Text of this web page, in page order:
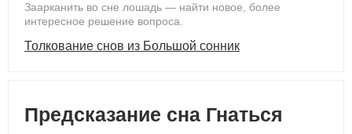
Заарканить во сне лошадь — найти новое, более
интересное решение вопроса.
Толкование снов из Большой сонник
Предсказание сна Гнаться